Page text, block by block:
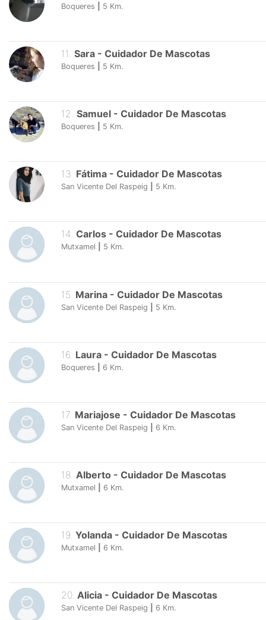
Boqueres 5 Km.
11 Sara - Cuidador De Mascotas
Boqueres 5 Km.
12 Samuel - Cuidador De Mascotas
Boqueres 5 Km.
13. Fátima - Cuidador De Mascotas
San Vicente Del Raspeig 5 Km.
14. Carlos - Cuidador De Mascotas
Mutxamel 5 Km.
15 Marina - Cuidador De Mascotas
San Vicente Del Raspeig 5 Km.
16 Laura - Cuidador De Mascotas
Boqueres 6 Km.
17. Mariajose - Cuidador De Mascotas
San Vicente Del Raspeig 6 Km.
18. Alberto - Cuidador De Mascotas
Mutxamel 6 Km.
19. Yolanda - Cuidador De Mascotas
Mutxamel 6 Km.
20. Alicia - Cuidador De Mascotas
San Vicente Del Raspeig 6 Km.